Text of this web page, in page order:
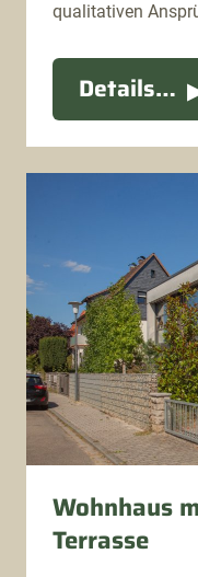
qualitativen
Details…
Wohnhaus
Terrasse